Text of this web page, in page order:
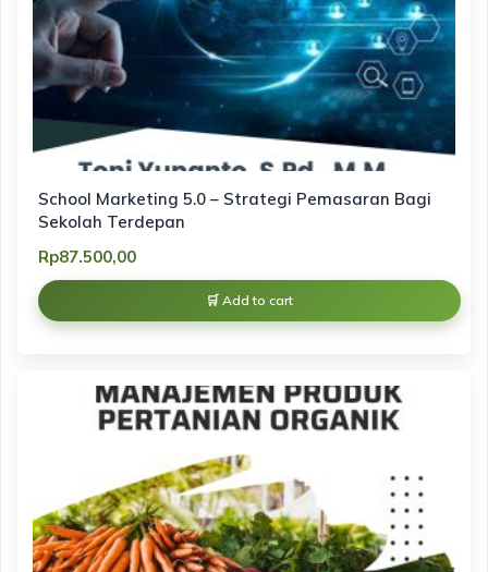
School Marketing 5.0 – Strategi Pemasaran Bagi
Sekolah Terdepan
Rp87.500,00
Add to cart